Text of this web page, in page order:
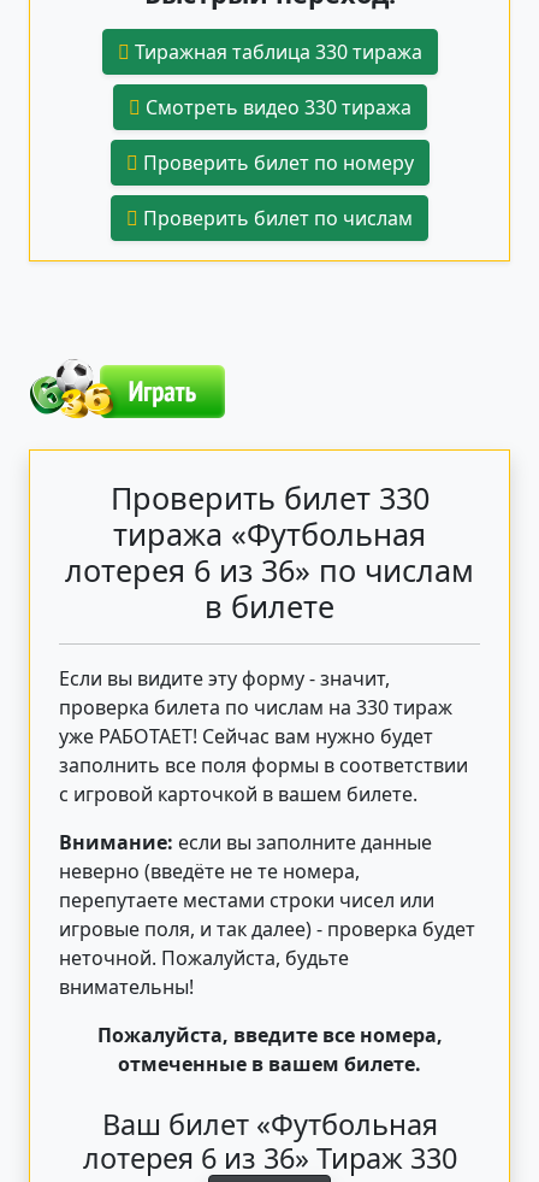
Тиражная таблица 330 тиража
Смотреть видео 330 тиража
Проверить билет по номеру
Проверить билет по числам
Проверить билет 330
тиража «Футбольная
лотерея 6 из 36» по числам
в билете
Если вы видите эту форму - значит,
проверка билета по числам на 330 тираж
уже РАБОТАЕТ! Сейчас вам нужно будет
заполнить все поля формы в соответствии
с игровой карточкой в вашем билете.
Внимание: если вы заполните данные
неверно (введёте не те номера,
перепутаете местами строки чисел или
игровые поля, и так далее) - проверка будет
неточной. Пожалуйста, будьте
внимательны!
Пожалуйста, введите все номера,
отмеченные в вашем билете.
Ваш билет «Футбольная
лотерея 6 из 36» Тираж 330